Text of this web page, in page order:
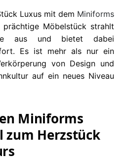
Luxus mit dem Miniforms
prächtige Möbelstück strahlt
aus und bietet dabei
Es ist mehr als nur ein
von Design und
auf ein neues Niveau
Miniforms
zum Herzstück